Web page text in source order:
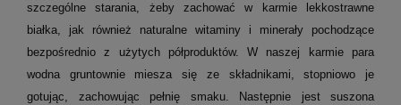
szczególne starania, żeby zachować w karmie lekkostrawne
białka, jak również naturalne witaminy i minerały pochodzące
bezpośrednio z użytych półproduktów. W naszej karmie para
wodna gruntownie miesza się ze składnikami, stopniowo je
gotując, zachowując pełnię smaku. Następnie jest suszona